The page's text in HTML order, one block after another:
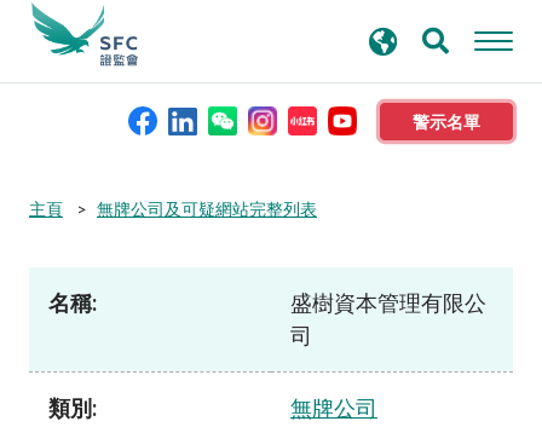
警示名單
本會簡介
資料庫
尋
主頁 無牌公司及可疑網站完整列表
名稱:
盛樹資本管理有限公
司
類別: 無牌公司